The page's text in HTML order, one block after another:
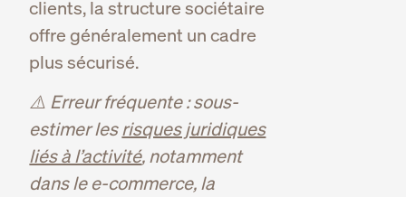
clients, la structure sociétaire
offre généralement un cadre
plus sécurisé.
⚠️ Erreur fréquente : sous-
estimer lesrisques juridiques
liés à l’activité, notamment
dans le e-commerce, la